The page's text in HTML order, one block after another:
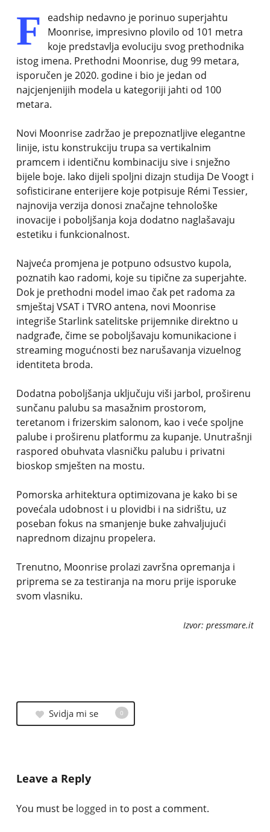
F
eadship nedavno je porinuo superjahtu
Moonrise, impresivno plovilo od 101 metra
koje predstavlja evoluciju svog prethodnika
istog imena. Prethodni Moonrise, dug 99 metara,
isporučen je 2020. godine i bio je jedan od
najcjenjenijih modela u kategoriji jahti od 100
metara.
Novi Moonrise zadržao je prepoznatljive elegantne
linije, istu konstrukciju trupa sa vertikalnim
pramcem i identičnu kombinaciju sive i snježno
bijele boje. Iako dijeli spoljni dizajn studija De Voogt i
sofisticirane enterijere koje potpisuje Rémi Tessier,
najnovija verzija donosi značajne tehnološke
inovacije i poboljšanja koja dodatno naglašavaju
estetiku i funkcionalnost.
Najveća promjena je potpuno odsustvo kupola,
poznatih kao radomi, koje su tipične za superjahte.
Dok je prethodni model imao čak pet radoma za
smještaj VSAT i TVRO antena, novi Moonrise
integriše Starlink satelitske prijemnike direktno u
nadgrađe, čime se poboljšavaju komunikacione i
streaming mogućnosti bez narušavanja vizuelnog
identiteta broda.
Dodatna poboljšanja uključuju viši jarbol, proširenu
sunčanu palubu sa masažnim prostorom,
teretanom i frizerskim salonom, kao i veće spoljne
palube i proširenu platformu za kupanje. Unutrašnji
raspored obuhvata vlasničku palubu i privatni
bioskop smješten na mostu.
Pomorska arhitektura optimizovana je kako bi se
povećala udobnost i u plovidbi i na sidrištu, uz
poseban fokus na smanjenje buke zahvaljujući
naprednom dizajnu propelera.
Trenutno, Moonrise prolazi završna opremanja i
priprema se za testiranja na moru prije isporuke
svom vlasniku.
Izvor: pressmare.it
Svidja mi se 0
Leave a Reply
You must be logged in to post a comment.